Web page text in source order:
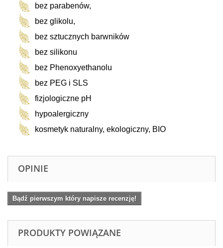
bez parabenów,
bez glikolu,
bez sztucznych barwników
bez silikonu
bez Phenoxyethanolu
bez PEG i SLS
fizjologiczne pH
hypoalergiczny
kosmetyk naturalny, ekologiczny, BIO
OPINIE
Bądź pierwszym który napisze recenzję!
PRODUKTY POWIĄZANE